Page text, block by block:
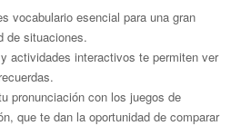
vocabulario esencial para una gran
de situaciones.
actividades interactivos te permiten ver
pronunciación con los juegos de
que te dan la oportunidad de comparar